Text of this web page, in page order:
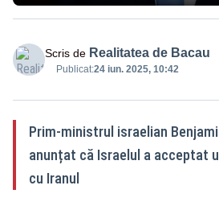
Scris de Realitatea de Bacau
Publicat:24 iun. 2025, 10:42
Prim-ministrul israelian
anunțat că Israelul a acceptat
cu Iranul